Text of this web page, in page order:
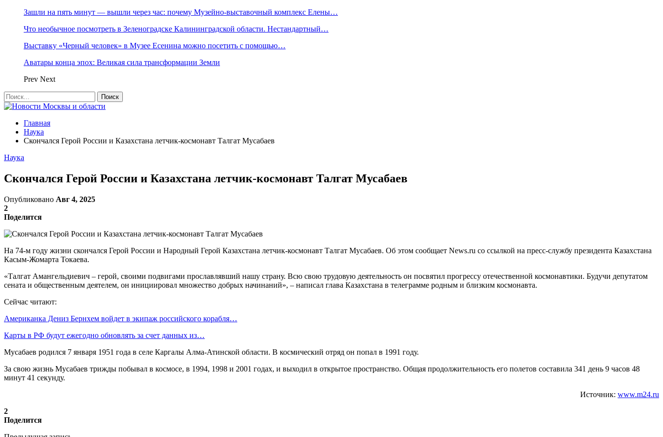
Зашли на пять минут — вышли через час: почему Музейно-выставочный комплекс Елены…
Что необычное посмотреть в Зеленоградске Калининградской области. Нестандартный…
Выставку «Черный человек» в Музее Есенина можно посетить с помощью…
Аватары конца эпох: Великая сила трансформации Земли
Prev Next
Главная
Наука
Скончался Герой России и Казахстана летчик-космонавт Талгат Мусабаев
Наука
Скончался Герой России и Казахстана летчик-космонавт Талгат Мусабаев
Опубликовано Авг 4, 2025
2
Поделится
На 74-м году жизни скончался Герой России и Народный Герой Казахстана летчик-космонавт Талгат Мусабаев. Об этом сообщает News.ru со ссылкой на пресс-службу президента Казахстана
Касым-Жомарта Токаева.
«Талгат Амангельдиевич – герой, своими подвигами прославлявший нашу страну. Всю свою трудовую деятельность он посвятил прогрессу отечественной космонавтики. Будучи депутатом
сената и общественным деятелем, он инициировал множество добрых начинаний», – написал глава Казахстана в телеграмме родным и близким космонавта.
Сейчас читают:
Американка Дениз Бернхем войдет в экипаж российского корабля…
Карты в РФ будут ежегодно обновлять за счет данных из…
Мусабаев родился 7 января 1951 года в селе Каргалы Алма-Атинской области. В космический отряд он попал в 1991 году.
За свою жизнь Мусабаев трижды побывал в космосе, в 1994, 1998 и 2001 годах, и выходил в открытое пространство. Общая продолжительность его полетов составила 341 день 9 часов 48
минут 41 секунду.
Источник: www.m24.ru
2
Поделится